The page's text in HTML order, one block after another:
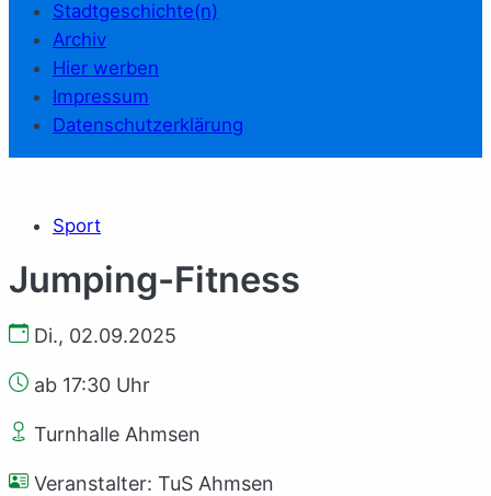
Stadtgeschichte(n)
Archiv
Hier werben
Impressum
Datenschutzerklärung
Sport
Jumping-Fitness
Di., 02.09.2025
ab 17:30 Uhr
Turnhalle Ahmsen
Veranstalter: TuS Ahmsen